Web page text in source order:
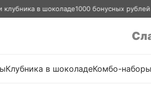
в шоколаде1000 бонусных рублей при
Клубника в шоколадеКомбо-наборы